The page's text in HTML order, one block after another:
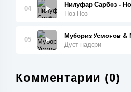
04
Нилуфар Сарбоз -
Ноз-Ноз
05
Мубориз Усмонов &
Дуст надори
Комментарии (0)